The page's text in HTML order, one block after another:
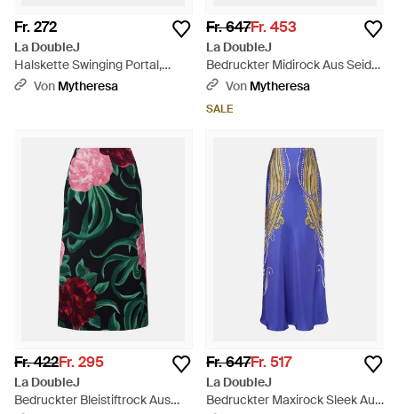
Fr. 272
La DoubleJ
Halskette Swinging Portal,
Vergoldet - Mettallic
Von Mytheresa
Fr. 647Fr. 453
La DoubleJ
Bedruckter Midirock Aus Seide
- Grün
Von Mytheresa
SALE
Fr. 422Fr. 295
La DoubleJ
Bedruckter Bleistiftrock Aus
Fr. 647Fr. 517
La DoubleJ
Bedruckter Maxirock Sleek Aus